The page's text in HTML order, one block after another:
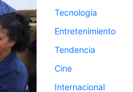
Tecnologia
Entretenimiento
Tendencia
Cine
Internacional